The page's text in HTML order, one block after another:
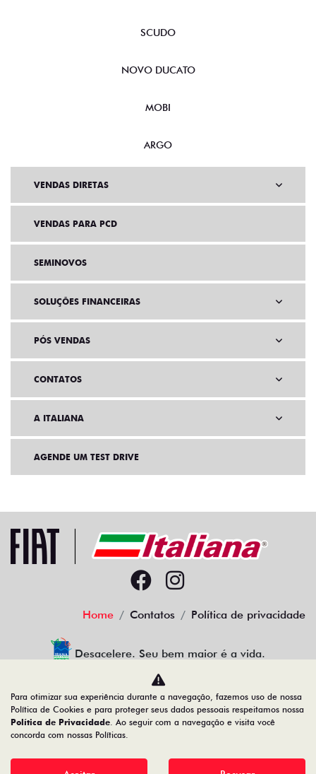
SCUDO
NOVO DUCATO
MOBI
ARGO
VENDAS DIRETAS
VENDAS PARA PCD
SEMINOVOS
SOLUÇÕES FINANCEIRAS
PÓS VENDAS
CONTATOS
A ITALIANA
AGENDE UM TEST DRIVE
Home Contatos Política de privacidade
Desacelere. Seu bem maior é a vida.
ITALIANA AUTOMOVEIS DO RECIFE LTDA.
02.472.105/0001-79
Para otimizar sua experiência durante a navegação, fazemos uso de nossa
Política de Cookies e para proteger seus dados pessoais respeitamos nossa
Política de Privacidade. Ao seguir com a navegação e visita você
concorda com nossas Políticas.